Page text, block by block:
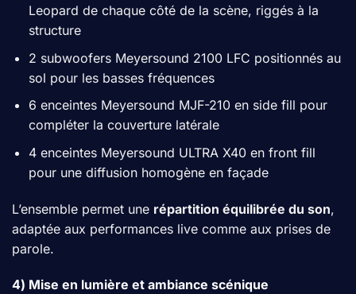
Leopard de chaque côté de la scène, riggés à la
structure
2 subwoofers Meyersound 2100 LFC positionnés au
sol pour les basses fréquences
6 enceintes Meyersound MJF-210 en side fill pour
compléter la couverture latérale
4 enceintes Meyersound ULTRA X40 en front fill
pour une diffusion homogène en façade
L’ensemble permet une répartition équilibrée du son,
adaptée aux performances live comme aux prises de
parole.
4) Mise en lumière et ambiance scénique